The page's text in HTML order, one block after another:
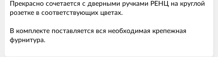
Прекрасно сочетается с дверными ручками РЕНЦ на круглой
розетке в соответствующих цветах.
В комплекте поставляется вся необходимая крепежная
фурнитура.